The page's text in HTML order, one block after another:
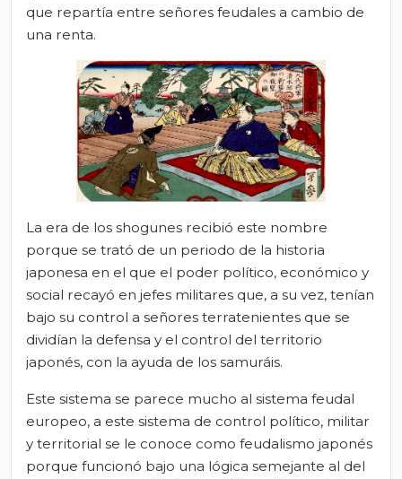
que repartía entre señores feudales a cambio de
una renta.
La era de los shogunes recibió este nombre
porque se trató de un periodo de la historia
japonesa en el que el poder político, económico y
social recayó en jefes militares que, a su vez, tenían
bajo su control a señores terratenientes que se
dividían la defensa y el control del territorio
japonés, con la ayuda de los samuráis.
Este sistema se parece mucho al sistema feudal
europeo, a este sistema de control político, militar
y territorial se le conoce como feudalismo japonés
porque funcionó bajo una lógica semejante al del